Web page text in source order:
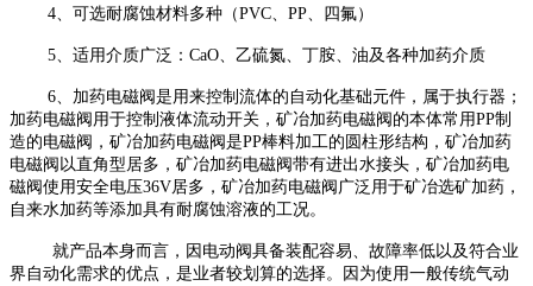
4、可选耐腐蚀材料多种（PVC、PP、四氟）
5、适用介质广泛：CaO、乙硫氮、丁胺、油及各种加药介质
6、加药电磁阀是用来控制流体的自动化基础元件，属于执行器；
加药电磁阀用于控制液体流动开关，矿冶加药电磁阀的本体常用PP制
造的电磁阀，矿冶加药电磁阀是PP棒料加工的圆柱形结构，矿冶加药
电磁阀以直角型居多，矿冶加药电磁阀带有进出水接头，矿冶加药电
磁阀使用安全电压36V居多，矿冶加药电磁阀广泛用于矿冶选矿加药，
自来水加药等添加具有耐腐蚀溶液的工况。
就产品本身而言，因电动阀具备装配容易、故障率低以及符合业
界自动化需求的优点， 是业者较划算的选择。因为使用一般传统气动